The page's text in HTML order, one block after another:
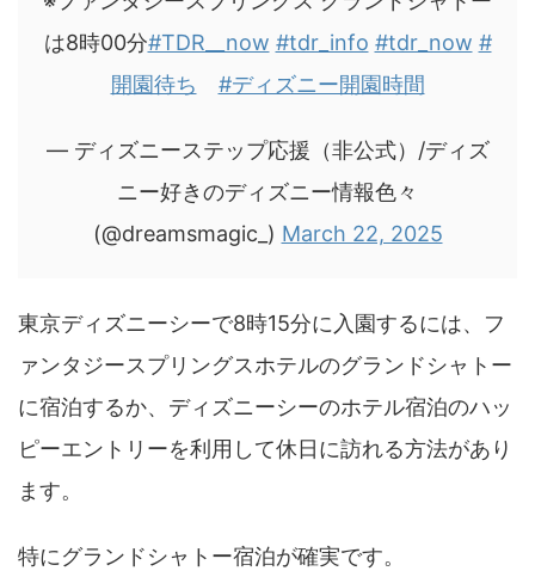
は8時00分#TDR__now #tdr_info #tdr_now #
開園待ち
#ディズニー開園時間
— ディズニーステップ応援（非公式）/ディズ
ニー好きのディズニー情報色々
(@dreamsmagic_) March 22, 2025
東京ディズニーシーで8時15分に入園するには、フ
ァンタジースプリングスホテルのグランドシャトー
に宿泊するか、ディズニーシーのホテル宿泊のハッ
ピーエントリーを利用して休日に訪れる方法があり
ます。
特にグランドシャトー宿泊が確実です。